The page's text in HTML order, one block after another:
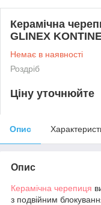
Керамічна
GLINEX
Немає в наявності
Роздріб
Ціну уточнюйте
Опис
Опис
Керамічна черепиця
з подвійним